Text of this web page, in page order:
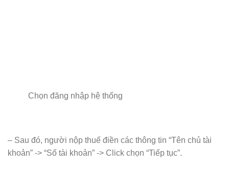
Chọn đăng nhập hệ thống
– Sau đó, người nộp thuế điền các thông tin “Tên chủ tài
khoản” -> “Số tài khoản” -> Click chọn “Tiếp tục”.